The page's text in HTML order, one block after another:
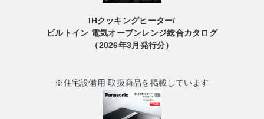
IHクッキングヒーター/
ビルトイン 電気オーブンレンジ総合カタログ
（2026年3月発行分）
※住宅設備用 取扱商品を掲載しています